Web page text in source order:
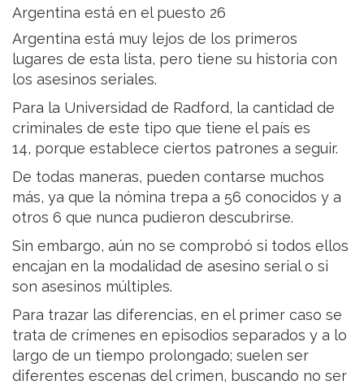
Argentina está en el puesto 26
Argentina está muy lejos de los primeros
lugares de esta lista, pero tiene su historia con
los asesinos seriales.
Para la Universidad de Radford, la cantidad de
criminales de este tipo que tiene el país es
14, porque establece ciertos patrones a seguir.
De todas maneras, pueden contarse muchos
más, ya que la nómina trepa a 56 conocidos y a
otros 6 que nunca pudieron descubrirse.
Sin embargo, aún no se comprobó si todos ellos
encajan en la modalidad de asesino serial o si
son asesinos múltiples.
Para trazar las diferencias, en el primer caso se
trata de crímenes en episodios separados y a lo
largo de un tiempo prolongado; suelen ser
diferentes escenas del crimen, buscando no ser